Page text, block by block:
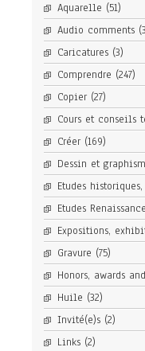
Aquarelle (51)
Audio comments
Caricatures (3)
Comprendre (247)
Copier (27)
Cours et conseils
Créer (169)
Dessin et
Etudes
Etudes Renaissance
Expositions,
Gravure (75)
Honors, awards
Huile (32)
Invité(e)s (2)
Links (2)